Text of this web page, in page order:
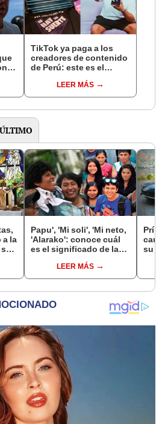
TikTok ya paga a los
creadores de contenido
de Perú: este es el
llegar a cobrar por 1.000
vistas
LEER MÁS
a la
Papu', 'Mi soli', 'Mi neto,
'Alarako': conoce cuál
es el significado de las
usadas por los jóvenes
LEER MÁS
su